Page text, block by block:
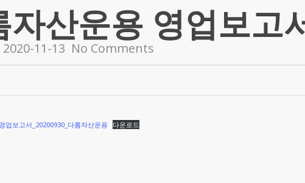
자산운용 영업보고
2020-11-13 No Comments
업보고서_20200930_다름자산운용 다운로드